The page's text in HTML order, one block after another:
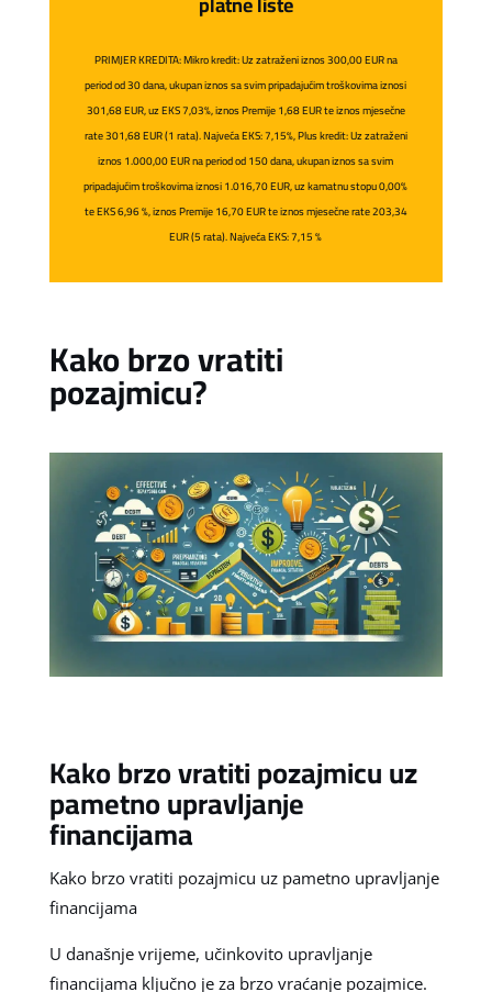
PRIMJER KREDITA: Mikro kredit: Uz zatraženi iznos 300,00 EUR na
period od 30 dana, ukupan iznos sa svim pripadajućim troškovima iznosi
301,68 EUR, uz EKS 7,03%, iznos Premije 1,68 EUR te iznos mjesečne
rate 301,68 EUR (1 rata). Najveća EKS: 7,15%, Plus kredit: Uz zatraženi
iznos 1.000,00 EUR na period od 150 dana, ukupan iznos sa svim
pripadajućim troškovima iznosi 1.016,70 EUR, uz kamatnu stopu 0,00%
te EKS 6,96 %, iznos Premije 16,70 EUR te iznos mjesečne rate 203,34
EUR (5 rata). Najveća EKS: 7,15 %
Kako brzo vratiti
pozajmicu?
Kako brzo vratiti pozajmicu uz
pametno upravljanje
financijama
Kako brzo vratiti pozajmicu uz pametno upravljanje
financijama
U današnje vrijeme, učinkovito upravljanje
financijama ključno je za brzo vraćanje pozajmice.